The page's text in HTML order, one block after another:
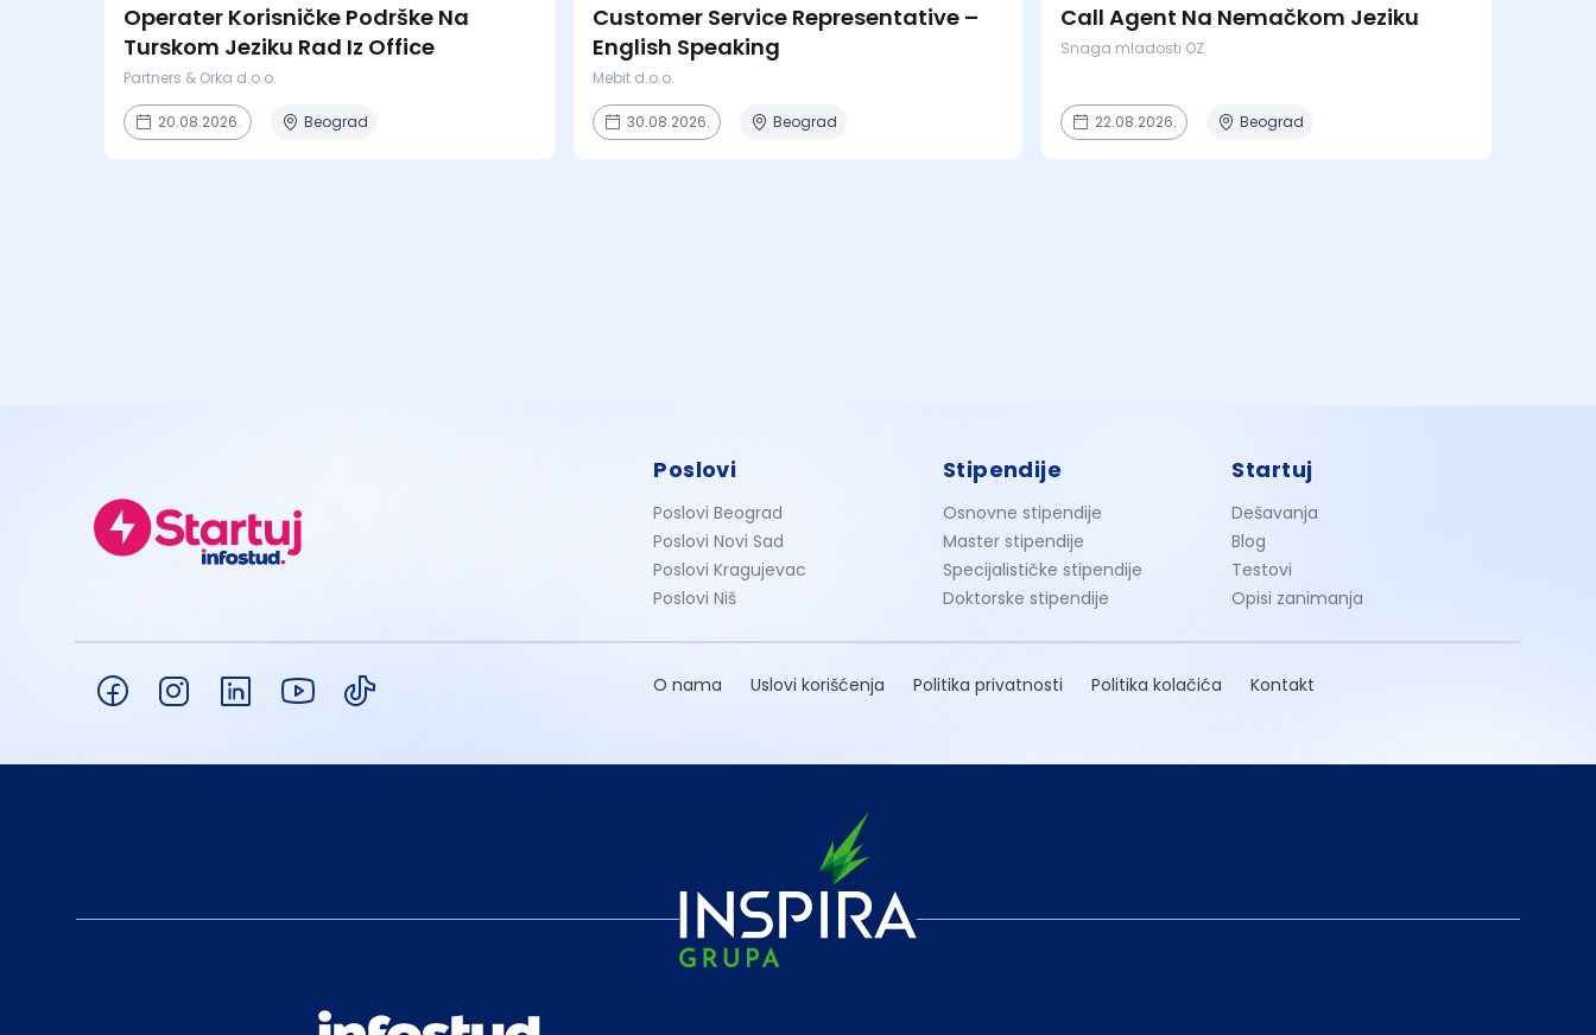
Operater Korisničke Podrške Na
Turskom Jeziku Rad Iz Office
Partners & Orka d.o.o.
20.08.2026. Beograd
Customer Service Representative –
English Speaking
Mebit d.o.o.
30.08.2026. Beograd
Call Agent Na Nemačkom Jeziku
Snaga mladosti OZ
22.08.2026. Beograd
Poslovi
Poslovi Beograd
Poslovi Novi Sad
Poslovi Kragujevac
Poslovi Niš
Stipendije
Osnovne stipendije
Master stipendije
Specijalističke stipendije
Doktorske stipendije
Startuj
Dešavanja
Blog
Testovi
Opisi zanimanja
O nama Uslovi korišćenja Politika privatnosti Politika kolačića Kontakt